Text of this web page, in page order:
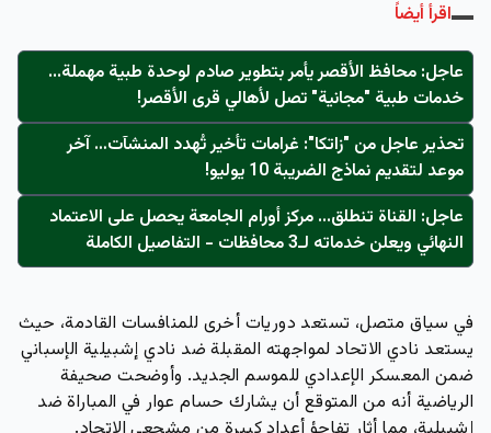
اقرأ أيضاً
عاجل: محافظ الأقصر يأمر بتطوير صادم لوحدة طبية مهملة...
خدمات طبية "مجانية" تصل لأهالي قرى الأقصر!
تحذير عاجل من "زاتكا": غرامات تأخير تُهدد المنشآت… آخر
موعد لتقديم نماذج الضريبة 10 يوليو!
عاجل: القناة تنطلق... مركز أورام الجامعة يحصل على الاعتماد
النهائي ويعلن خدماته لـ3 محافظات - التفاصيل الكاملة
في سياق متصل، تستعد دوريات أخرى للمنافسات القادمة، حيث
يستعد نادي الاتحاد لمواجهته المقبلة ضد نادي إشبيلية الإسباني
ضمن المعسكر الإعدادي للموسم الجديد. وأوضحت صحيفة
الرياضية أنه من المتوقع أن يشارك حسام عوار في المباراة ضد